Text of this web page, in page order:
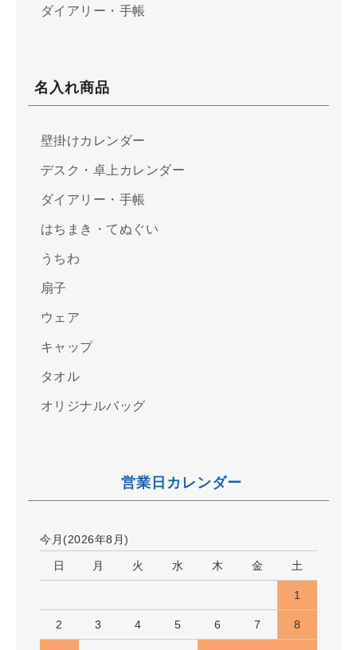
ダイアリー・手帳
名入れ商品
壁掛けカレンダー
デスク・卓上カレンダー
ダイアリー・手帳
はちまき・てぬぐい
うちわ
扇子
ウェア
キャップ
タオル
オリジナルバッグ
営業日カレンダー
今月(2026年8月)
日 月 火 水 木 金 土
1
2 3 4 5 6 7 8